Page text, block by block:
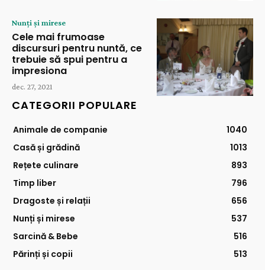
Nunți și mirese
Cele mai frumoase
discursuri pentru nuntă, ce
trebuie să spui pentru a
impresiona
dec. 27, 2021
CATEGORII POPULARE
Animale de companie
1040
Casă și grădină
1013
Rețete culinare
893
Timp liber
796
Dragoste și relații
656
Nunți și mirese
537
Sarcină & Bebe
516
Părinți și copii
513